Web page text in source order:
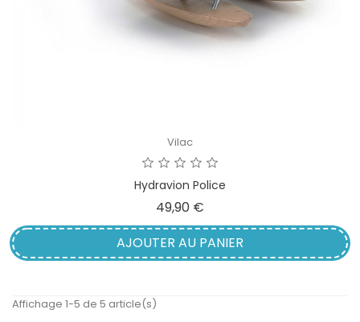
Vilac
Hydravion Police
49,90 €
AJOUTER AU PANIER
Affichage 1-5 de 5 article(s)